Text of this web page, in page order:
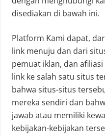
disediakan di bawah ini.
Platform Kami dapat,
link menuju dan dari
pemuat iklan, dan
link ke salah satu situs
bahwa situs-situs
mereka sendiri dan
jawab atau memiliki
kebijakan-kebijakan